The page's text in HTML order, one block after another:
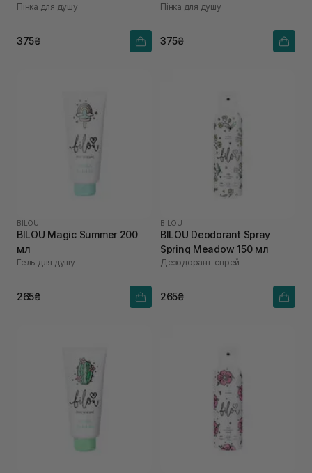
Пінка для душу
375₴
Пінка для душу
375₴
BILOU
BILOU Magic Summer 200
мл
Гель для душу
265₴
BILOU
BILOU Deodorant Spray
Spring Meadow 150 мл
Дезодорант-спрей
265₴